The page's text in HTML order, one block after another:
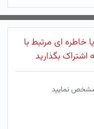
خاطره ای مرتبط با
اشتراک بگذارید
مشخص نمایید